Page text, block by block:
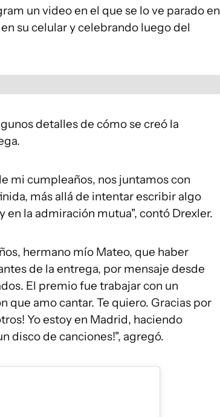
un video en el que se lo ve parado en
su celular y celebrando luego del
detalles de cómo se creó la
mi cumpleaños, nos juntamos con
más allá de intentar escribir algo
en la admiración mutua", contó Drexler.
hermano mío Mateo, que haber
de la entrega, por mensaje desde
El premio fue trabajar con un
que amo cantar. Te quiero. Gracias por
Yo estoy en Madrid, haciendo
disco de canciones!", agregó.